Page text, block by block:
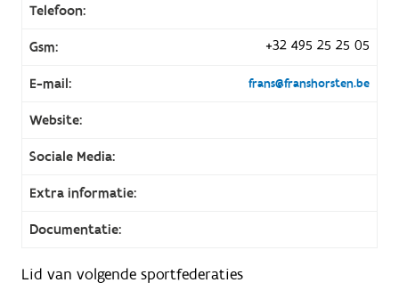
Telefoon:
Gsm: +32 495 25 25 05
E-mail: frans@franshorsten.be
Website:
Sociale Media:
Extra informatie:
Documentatie:
Lid van volgende sportfederaties